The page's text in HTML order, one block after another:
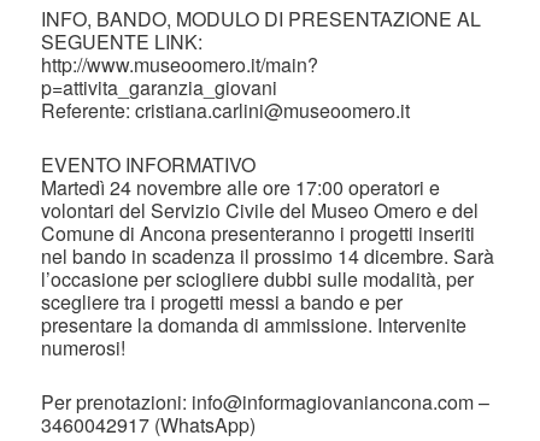
INFO, BANDO, MODULO DI PRESENTAZIONE AL
SEGUENTE LINK:
http://www.museoomero.it/main?
p=attivita_garanzia_giovani
Referente: cristiana.carlini@museoomero.it
EVENTO INFORMATIVO
Martedì 24 novembre alle ore 17:00 operatori e
volontari del Servizio Civile del Museo Omero e del
Comune di Ancona presenteranno i progetti inseriti
nel bando in scadenza il prossimo 14 dicembre. Sarà
l’occasione per sciogliere dubbi sulle modalità, per
scegliere tra i progetti messi a bando e per
presentare la domanda di ammissione. Intervenite
numerosi!
Per prenotazioni: info@informagiovaniancona.com –
3460042917 (WhatsApp)